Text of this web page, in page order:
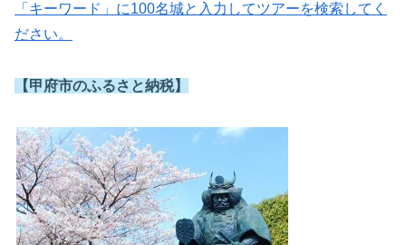
「キーワード」に100名城と入力してツアーを検索してく
ださい。
【甲府市のふるさと納税】